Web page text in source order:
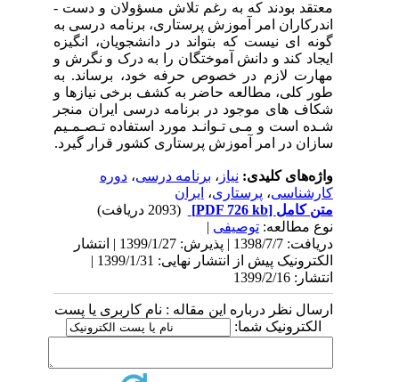
معتقد بودند که به رغم تلاش مسؤولان و دست ­
اندرکاران امر آموزش پرستاری، برنامه درسی به
گونه­ ای نیست که بتواند در دانشجویان، انگیزه
ایجاد کند و دانش ­آموختگان را به درک و نگرش و
مهارت لازم در خصوص حرفه خود، برساند. به
طور کلی، مطالعه حاضر به کشف برخی نیازها و
شکاف ­های موجود در برنامه درسی ایران منجر
شـده است و مـی­ تـوانـد مورد استفاده تـصـمـیم
­سازان در امر آموزش پرستاری کشور قرار گیرد.
واژه‌های کلیدی:نیاز، برنامه درسی،دوره
کارشناسی،پرستاری،ایران
متن کامل[PDF 726 kb]
نوع مطالعه:توصیفی|
دریافت: 1398/7/7 | پذیرش: 1399/1/27 | انتشار
الکترونیک پیش از انتشار نهایی: 1399/1/31 |
انتشار: 1399/2/16
ارسال نظر درباره این مقاله : نام کاربری یا پست
الکترونیک شما: